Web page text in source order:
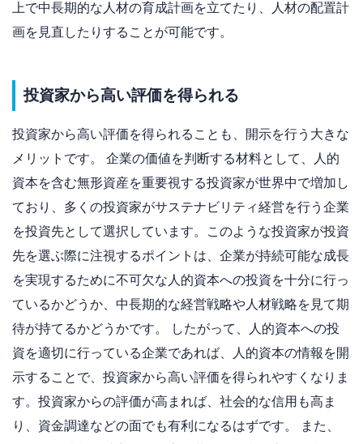
上で中長期的な人材の育成計画を立てたり、人材の配置計
画を見直したりすることが可能です。
投資家から高い評価を得られる
投資家から高い評価を得られることも、開示を行う大きな
メリットです。 企業の価値を判断する材料として、人的
資本を含む無形資産を重要視する投資家が世界中で増加し
ており、多くの投資家がサステナビリティ経営を行う企業
を投資先として選択しています。このような投資家が投資
先を選ぶ際に注視するポイントは、企業が持続可能な成長
を実現するために不可欠な人的資本への投資を十分に行っ
ているかどうか、中長期的な経営戦略や人材戦略を見て期
待が持てるかどうかです。 したがって、人的資本への投
資を適切に行っている企業であれば、人的資本の情報を開
示することで、投資家から高い評価を得られやすくなりま
す。投資家からの評価が高まれば、社会的な信用も高ま
り、資金調達などの面でも有利になるはずです。 また、